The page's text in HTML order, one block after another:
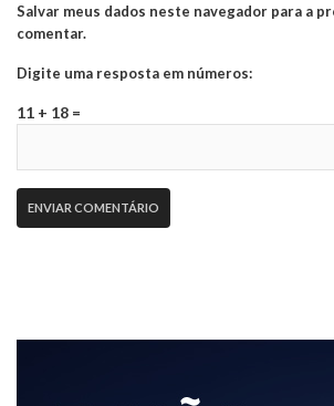
Salvar meus dados neste navegador para a
comentar.
Digite uma resposta em números:
11 + 18 =